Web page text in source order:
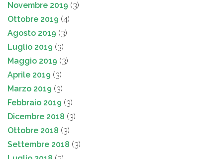
Novembre 2019 (3)
Ottobre 2019 (4)
Agosto 2019 (3)
Luglio 2019 (3)
Maggio 2019 (3)
Aprile 2019 (3)
Marzo 2019 (3)
Febbraio 2019 (3)
Dicembre 2018 (3)
Ottobre 2018 (3)
Settembre 2018 (3)